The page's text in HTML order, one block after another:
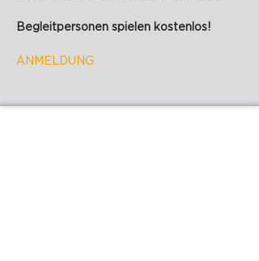
Begleitpersonen spielen kostenlos!
ANMELDUNG